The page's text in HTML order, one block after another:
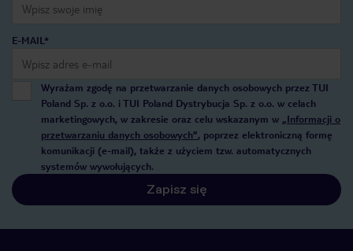
E-MAIL*
Wyrażam zgodę na przetwarzanie danych osobowych przez TUI
Poland Sp. z o.o. i TUI Poland Dystrybucja Sp. z o.o. w celach
marketingowych, w zakresie oraz celu wskazanym w „Informacji o
przetwarzaniu danych osobowych”, poprzez elektroniczną formę
komunikacji (e-mail), także z użyciem tzw. automatycznych
systemów wywołujących.
Zapisz się